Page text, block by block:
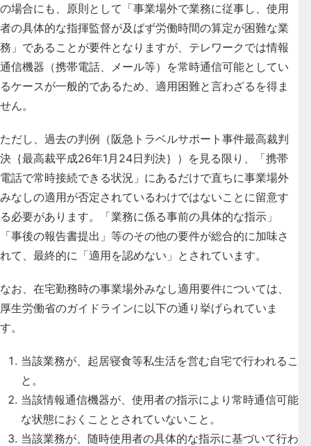
の場合にも、 原則として「事業場外で業務に従事し、使用
者の具体的な指揮監督が及ばず労働時間の算定が困難な業
務」であることが要件となりますが、テレワークでは情報
通信機器（携帯電話、メール等）を常時通信可能としてい
るケースが一般的であるため、適用困難と言わざるを得ま
せん。
ただし、過去の判例（阪急トラベルサポート事件最高裁判
決｛最高裁平成26年1月24日判決｝）を見る限り、「携帯
電話で常時接続できる状況」にあるだけで直ちに事業場外
みなしの適用が否定されているわけではないことに留意す
る必要があります。「業務に係る事前の具体的な指示」
「事後の報告書提出」等のその他の要件が総合的に加味さ
れて、最終的に「適用を認めない」とされています。
なお、在宅勤務時の事業場外みなし適用要件については、
厚生労働省のガイドラインに以下の通り挙げられていま
す。
当該業務が、起居寝食等私生活を営む自宅で行われるこ
と。
当該情報通信機器が、使用者の指示により常時通信可能
な状態におくこととされていないこと。
当該業務が、随時使用者の具体的な指示に基づいて行わ